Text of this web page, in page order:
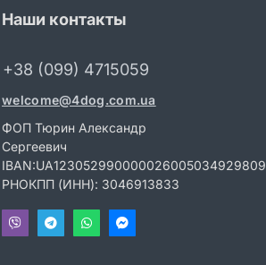
Наши контакты
+38 (099) 4715059
welcome@4dog.com.ua
ФОП Тюрин Александр
Сергеевич
IBAN:UA123052990000026005034929809
РНОКПП (ИНН): 3046913833